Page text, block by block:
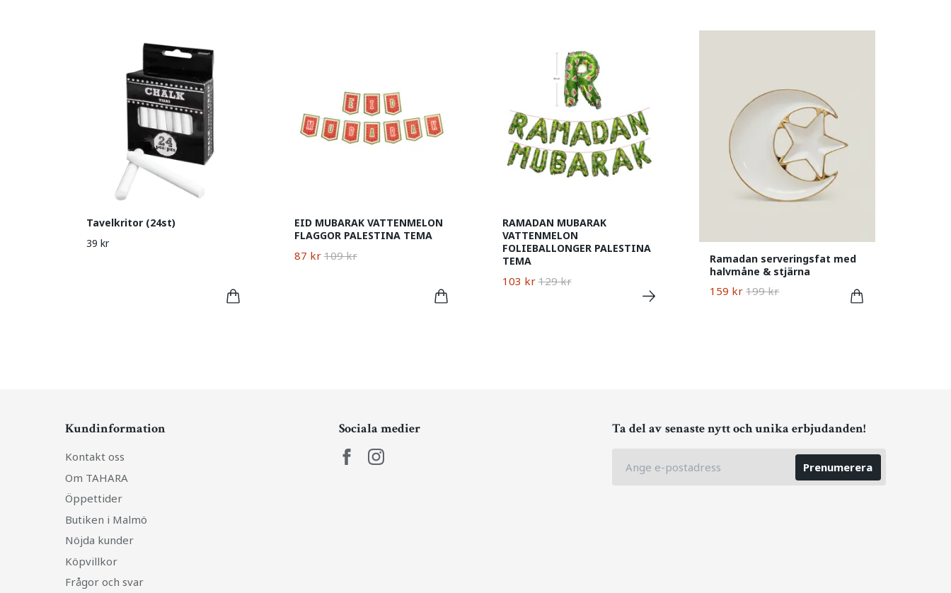
Tavelkritor (24st)
39 kr
EID MUBARAK VATTENMELON
FLAGGOR PALESTINA TEMA
87 kr 109 kr
RAMADAN MUBARAK
VATTENMELON
FOLIEBALLONGER PALESTINA
TEMA
103 kr 129 kr
Ramadan serveringsfat med
halvmåne & stjärna
159 kr 199 kr
Kundinformation
Kontakt oss
Om TAHARA
Öppettider
Butiken i Malmö
Nöjda kunder
Köpvillkor
Frågor och svar
Sociala medier Ta del av senaste nytt och unika erbjudanden!
Prenumerera